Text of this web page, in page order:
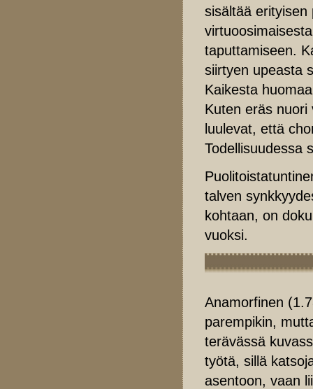
sisältää erityisen
taputtamiseen.
siirtyen upeasta
Kaikesta
Kuten eräs nuori
luulevat, että
Todellisuudessa
talven
kohtaan, on
vuoksi.
Anamorfinen
parempikin,
terävässä
työtä, sillä
asentoon, vaan